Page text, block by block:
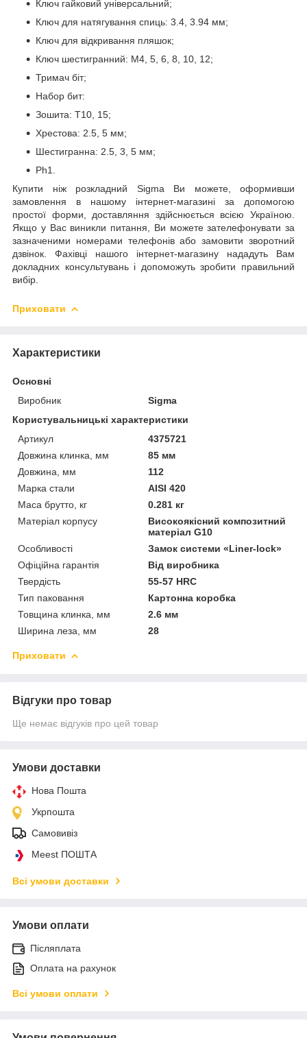
Ключ гайковий універсальний;
Ключ для натягування спиць: 3.4, 3.94 мм;
Ключ для відкривання пляшок;
Ключ шестигранний: M4, 5, 6, 8, 10, 12;
Тримач біт;
Набор бит:
Зошита: T10, 15;
Хрестова: 2.5, 5 мм;
Шестигранна: 2.5, 3, 5 мм;
Ph1.
Купити ніж розкладний Sigma Ви можете, оформивши
замовлення в нашому інтернет-магазині за допомогою
простої форми, доставляння здійснюється всією Україною.
Якщо у Вас виникли питання, Ви можете зателефонувати за
зазначеними номерами телефонів або замовити зворотний
дзвінок. Фахівці нашого інтернет-магазину нададуть Вам
докладних консультувань і допоможуть зробити правильний
вибір.
Приховати
Характеристики
Основні
Виробник
Sigma
Користувальницькі характеристики
Артикул
4375721
Довжина клинка, мм
85 мм
Довжина, мм
112
Марка стали
AISI 420
Маса брутто, кг
0.281 кг
Матеріал корпусу
Високоякісний композитний
матеріал G10
Особливості
Замок системи «Liner-lock»
Офіційна гарантія
Від виробника
Твердість
55-57 HRС
Тип паковання
Картонна коробка
Товщина клинка, мм
2.6 мм
Ширина леза, мм
28
Приховати
Відгуки про товар
Ще немає відгуків про цей товар
Умови доставки
Нова Пошта
Укрпошта
Самовивіз
Meest ПОШТА
Всі умови доставки
Умови оплати
Післяплата
Оплата на рахунок
Всі умови оплати